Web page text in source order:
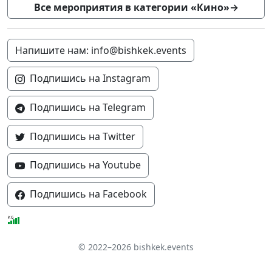
Все мероприятия в категории «Кино»→
Напишите нам: info@bishkek.events
Подпишись на Instagram
Подпишись на Telegram
Подпишись на Twitter
Подпишись на Youtube
Подпишись на Facebook
© 2022–2026 bishkek.events